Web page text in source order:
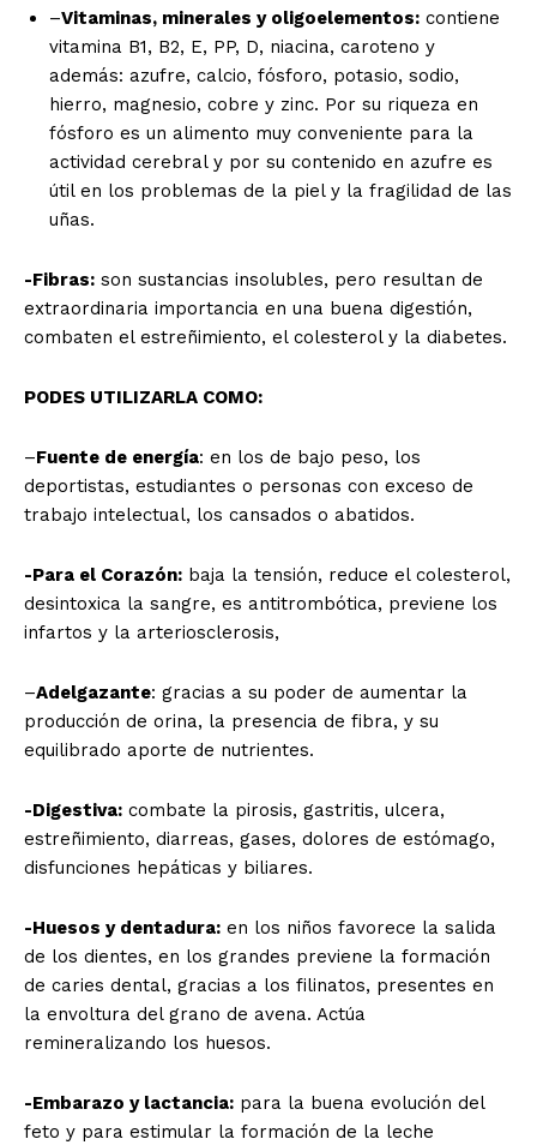
–Vitaminas, minerales y oligoelementos: contiene
vitamina B1, B2, E, PP, D, niacina, caroteno y
además: azufre, calcio, fósforo, potasio, sodio,
hierro, magnesio, cobre y zinc. Por su riqueza en
fósforo es un alimento muy conveniente para la
actividad cerebral y por su contenido en azufre es
útil en los problemas de la piel y la fragilidad de las
uñas.
-Fibras: son sustancias insolubles, pero resultan de
extraordinaria importancia en una buena digestión,
combaten el estreñimiento, el colesterol y la diabetes.
PODES UTILIZARLA COMO:
–Fuente de energía: en los de bajo peso, los
deportistas, estudiantes o personas con exceso de
trabajo intelectual, los cansados o abatidos.
-Para el Corazón: baja la tensión, reduce el colesterol,
desintoxica la sangre, es antitrombótica, previene los
infartos y la arteriosclerosis,
–Adelgazante: gracias a su poder de aumentar la
producción de orina, la presencia de fibra, y su
equilibrado aporte de nutrientes.
-Digestiva: combate la pirosis, gastritis, ulcera,
estreñimiento, diarreas, gases, dolores de estómago,
disfunciones hepáticas y biliares.
-Huesos y dentadura: en los niños favorece la salida
de los dientes, en los grandes previene la formación
de caries dental, gracias a los filinatos, presentes en
la envoltura del grano de avena. Actúa
remineralizando los huesos.
-Embarazo y lactancia: para la buena evolución del
feto y para estimular la formación de la leche